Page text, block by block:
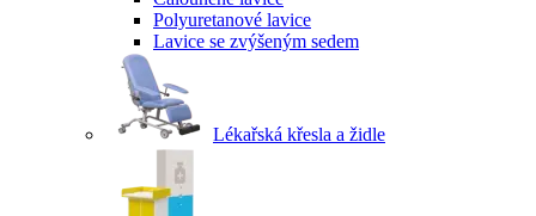
Polyuretanové lavice
Lavice se zvýšeným sedem
Lékařská křesla a židle